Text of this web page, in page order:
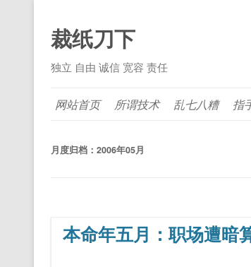
裁纸刀下
独立 自由 诚信 宽容 责任
网站首页 所谓技术 乱七八糟 指
月度归档： 2006年05月
本命年五月：职场遭暗